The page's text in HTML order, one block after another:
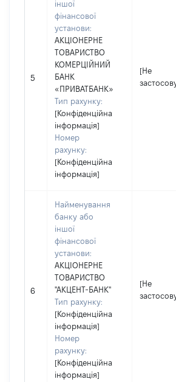
5
іншої
фінансової
установи:
АКЦІОНЕРНЕ
ТОВАРИСТВО
КОМЕРЦІЙНИЙ
БАНК
«ПРИВАТБАНК»
Тип рахунку:
[Конфіденційна
інформація]
Номер
рахунку:
[Конфіденційна
інформація]
[Не
6
Найменування
банку або
іншої
фінансової
установи:
АКЦІОНЕРНЕ
ТОВАРИСТВО
"АКЦЕНТ-БАНК"
Тип рахунку:
[Конфіденційна
інформація]
Номер
рахунку:
[Конфіденційна
інформація]
[Не